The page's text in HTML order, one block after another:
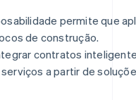
permite que
de construção.
contratos
a partir de